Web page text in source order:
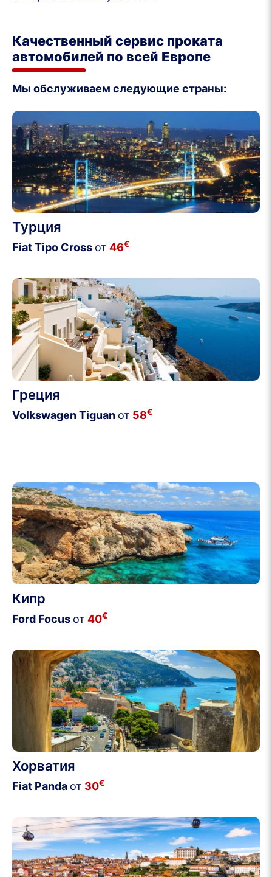
Качественный сервис проката
автомобилей по всей Европе
Мы обслуживаем следующие страны:
Турция
Fiat Tipo Cross от 46€
Греция
Volkswagen Tiguan от 58€
Кипр
Ford Focus от 40€
Хорватия
Fiat Panda от 30€